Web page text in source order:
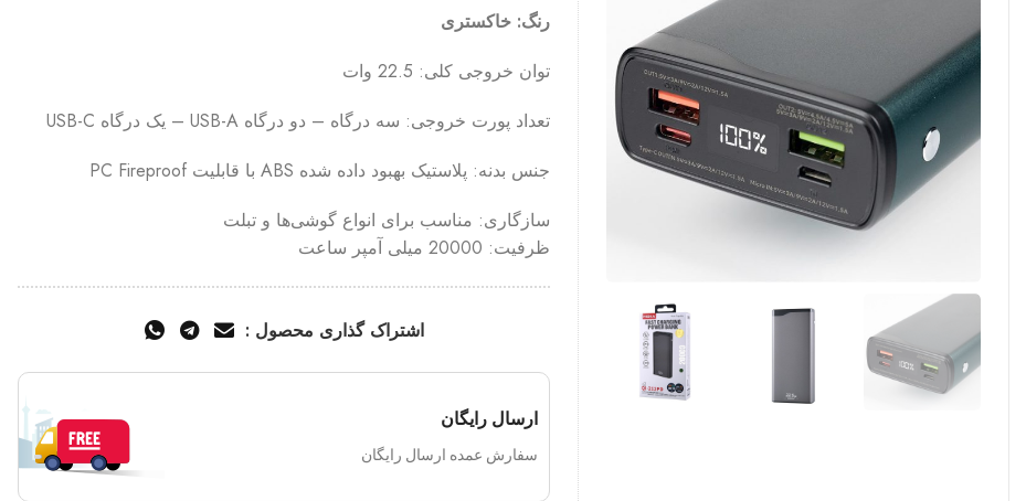
رنگ: خاکستری
توان خروجی کلی: 22.5 وات
تعداد پورت خروجی: سه درگاه – دو درگاه USB-A – یک درگاه USB-C
جنس بدنه: پلاستیک بهبود داده شده ABS با قابلیت PC Fireproof
سازگاری: مناسب برای انواع گوشی‌ها و تبلت‌
ظرفیت: 20000 میلی آمپر ساعت
اشتراک گذاری محصول :
ارسال رایگان
سفارش عمده ارسال رایگان